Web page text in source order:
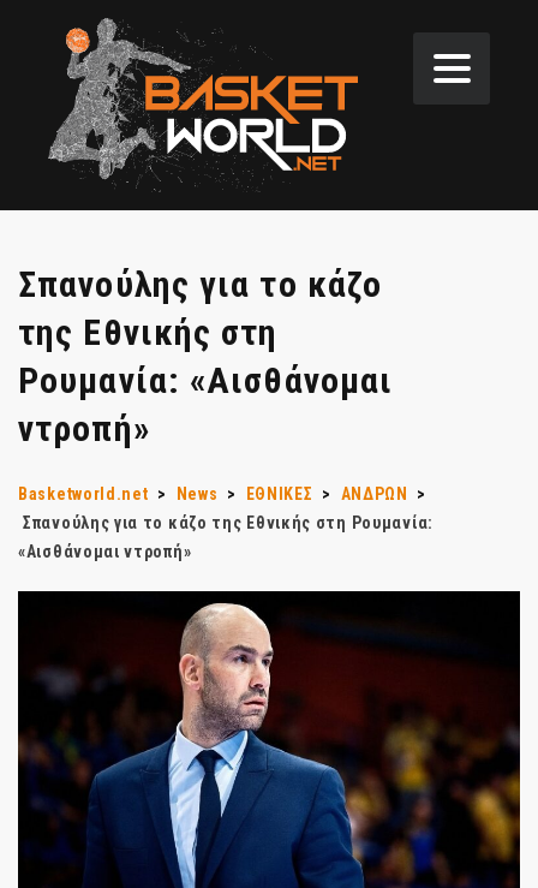
Σπανούλης για το κάζο
της Εθνικής στη
Ρουμανία: «Αισθάνομαι
ντροπή»
Basketworld.net > News > ΕΘΝΙΚΕΣ > ΑΝΔΡΩΝ
>
Σπανούλης για το κάζο της Εθνικής στη Ρουμανία:
«Αισθάνομαι ντροπή»